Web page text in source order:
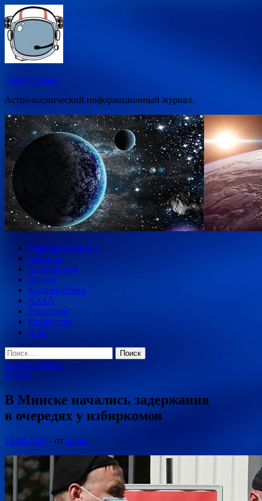
Перейти
к
содержимому
Astro-Cosmos.
Астро-космический информационный журнал.
Главная страница
Новости
Астрономия
Космос
Космонавтика
NASA
Роскосмос
Разработки
НЛО
Найти:
Главное меню
NASA
В Минске начались задержания
в очередях у избиркомов
10.08.2020 - от admin